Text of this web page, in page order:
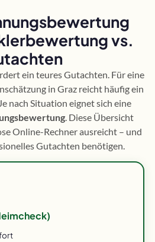
vs.
ein teures Gutachten. Für eine
in Graz reicht häufig ein
nach Situation eignet sich eine
. Diese Übersicht
Online-Rechner ausreicht – und
Gutachten benötigen.